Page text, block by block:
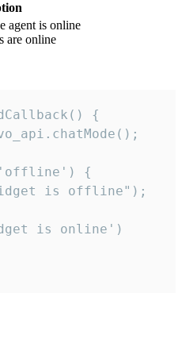
agent is online
are online
{
{
is offline");
is online')